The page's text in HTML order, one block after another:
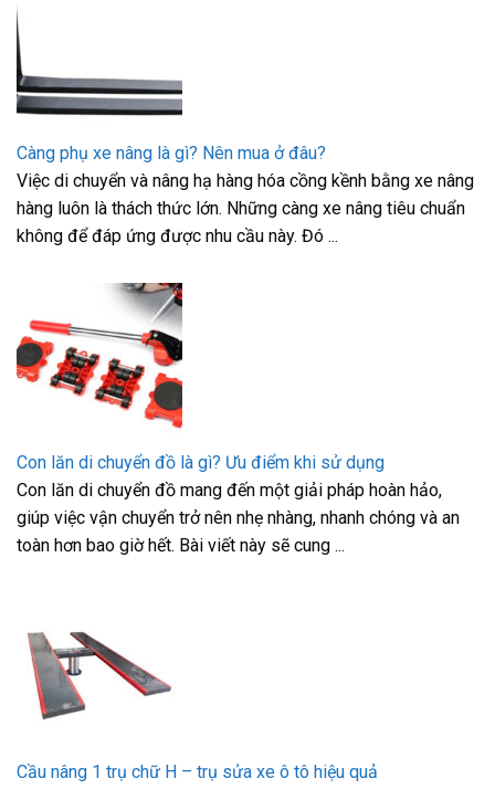
Càng phụ xe nâng là gì? Nên mua ở đâu?
Việc di chuyển và nâng hạ hàng hóa cồng kềnh bằng xe nâng
hàng luôn là thách thức lớn. Những càng xe nâng tiêu chuẩn
không để đáp ứng được nhu cầu này. Đó ...
Con lăn di chuyển đồ là gì? Ưu điểm khi sử dụng
Con lăn di chuyển đồ mang đến một giải pháp hoàn hảo,
giúp việc vận chuyển trở nên nhẹ nhàng, nhanh chóng và an
toàn hơn bao giờ hết. Bài viết này sẽ cung ...
Cầu nâng 1 trụ chữ H – trụ sửa xe ô tô hiệu quả